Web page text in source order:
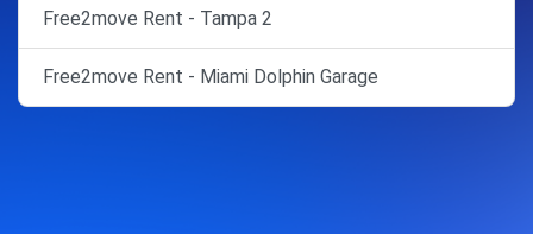
Free2move Rent - Tampa 2
Free2move Rent - Miami Dolphin Garage